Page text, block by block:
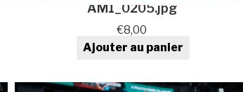
AM1_0205.jpg
€8,00
quantité de Photo de sport au
Ajouter au panier